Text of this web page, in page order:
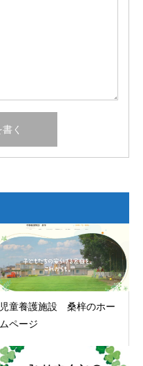
児童養護施設 桑梓のホー
ムページ